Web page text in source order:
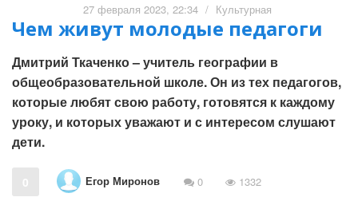
27 февраля 2023, 22:34 / Культурная
Чем живут молодые педагоги
Дмитрий Ткаченко – учитель географии в
общеобразовательной школе. Он из тех педагогов,
которые любят свою работу, готовятся к каждому
уроку, и которых уважают и с интересом слушают
дети.
0 Егор Миронов 0 1332